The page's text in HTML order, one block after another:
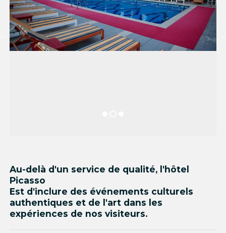
Au-delà d'un service de qualité, l'hôtel
Picasso
Est d'inclure des événements culturels
authentiques et de l'art dans les
expériences de nos visiteurs.